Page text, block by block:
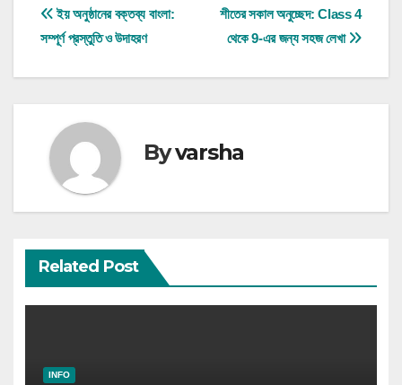
Post
navigation
শীতের সকাল অনুচ্ছেদ: Class 4
থেকে 9-এর জন্য সহজ লেখা
ইয় অনুষ্ঠানের বক্তব্য বাংলা:
সম্পূর্ণ প্রস্তুতি ও উদাহরণ
Byvarsha
Related Post
INFO